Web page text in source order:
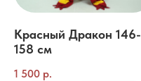
Красный Дракон 146-
158 см
1 500 р.